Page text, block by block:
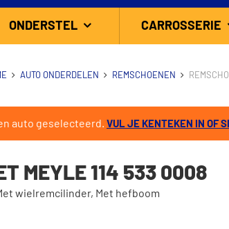
ONDERSTEL CARROSSERIE
AUTO ONDERDELEN REMSCHOENEN
auto geselecteerd. VUL JE KENTEKEN IN OF
MEYLE 114 533 0008
wielremcilinder, Met hefboom